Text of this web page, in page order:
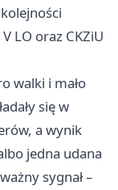
LO oraz CKZiU
walki i mało
się w
a wynik
jedna udana
sygnał –